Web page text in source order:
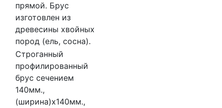
прямой. Брус
изготовлен из
древесины хвойных
пород (ель, сосна).
Строганный
профилированный
брус сечением
140мм.,
(ширина)x140мм.,